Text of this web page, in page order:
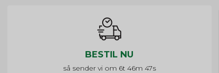
BESTIL NU
så sender vi om 6t 46m 46s